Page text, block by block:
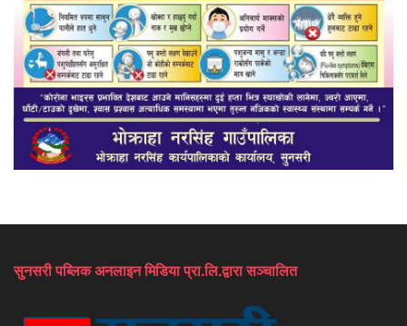
सुनसरी पब्लिक अनलाइन मिडिया प्रा.लि.द्वारा सञ्चालित